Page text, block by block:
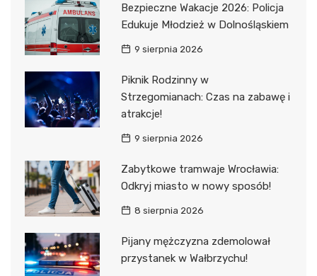
Bezpieczne Wakacje 2026: Policja
Edukuje Młodzież w Dolnośląskiem
9 sierpnia 2026
Piknik Rodzinny w
Strzegomianach: Czas na zabawę i
atrakcje!
9 sierpnia 2026
Zabytkowe tramwaje Wrocławia:
Odkryj miasto w nowy sposób!
8 sierpnia 2026
Pijany mężczyzna zdemolował
przystanek w Wałbrzychu!